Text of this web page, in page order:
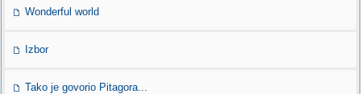
Wonderful world
Izbor
Tako je govorio Pitagora...